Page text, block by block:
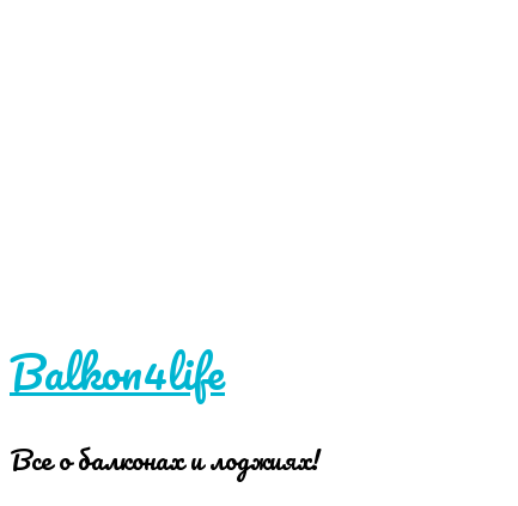
Balkon4life
Все о балконах и лоджиях!